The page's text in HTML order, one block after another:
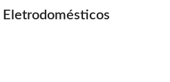
Eletrodomésticos